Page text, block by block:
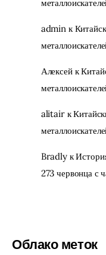
admin к
Алексейк
alitairк
Bradlyк
273 червонца с
Облако меток